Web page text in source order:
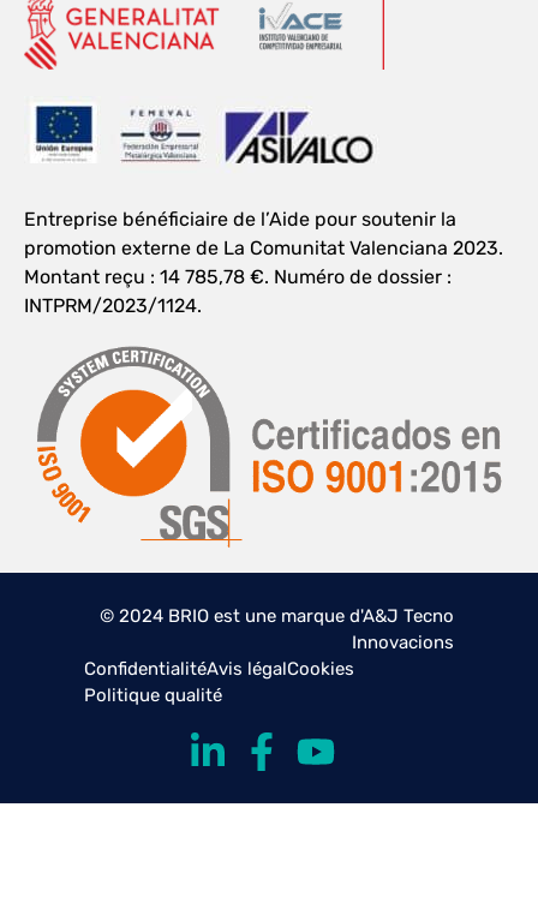
Entreprise bénéficiaire de l’Aide pour soutenir la
promotion externe de La Comunitat Valenciana 2023.
Montant reçu : 14 785,78 €. Numéro de dossier :
INTPRM/2023/1124.
© 2024 BRIO est une marque d'A&J Tecno
Innovacions
ConfidentialitéAvis légalCookies
Politique qualité